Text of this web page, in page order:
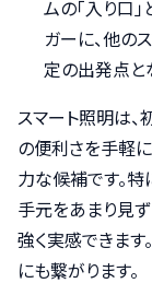
ムの「入り口
ガーに、他の
定の出発点と
スマート照明は
の便利さを手軽
力な候補です。
手元をあまり見
強く実感できます
にも繋がります。